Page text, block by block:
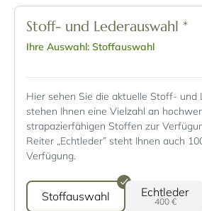
Stoff- und Lederauswahl *
Ihre Auswahl: Stoffauswahl
Hier sehen Sie die aktuelle Stoff- und
stehen Ihnen eine Vielzahl an
strapazierfähigen Stoffen zur
Reiter „Echtleder” steht Ihnen auch
Verfügung.
Stoffauswahl Echtleder
400 €